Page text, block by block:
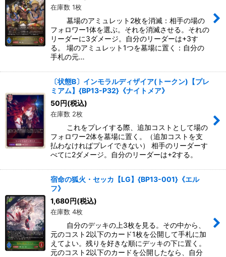
在庫数 1枚
墓場のアミュレット2枚を消滅：相手の場の
フォロワー1体を選ぶ。それを消滅させる。それの
リーダーに3ダメージ。自分のリーダーは+3す
る。 場のアミュレット1つを墓場に置く：自分の
手札の元…
〔状態B〕インモラルディザイア(トークン)【プレ
ミアム】{BP13-P32}《ナイトメア》
50円(税込)
在庫数 2枚
これをプレイする際、追加コストとして場の
フォロワー2体を墓場に置く。（追加コストを支
払わなければプレイできない） 相手のリーダーす
べてに2ダメージ。自分のリーダーは+2する。
宿命の狐火・セッカ【LG】{BP13-001}《エル
フ》
1,680円(税込)
在庫数 4枚
自分のデッキの上3枚を見る。その中から、
元のコスト2以下のカード1枚を公開して手札に加
えてよい。残りを好きな順にデッキの下に置く。
元のコスト2以下のカードを公開したなら、自分